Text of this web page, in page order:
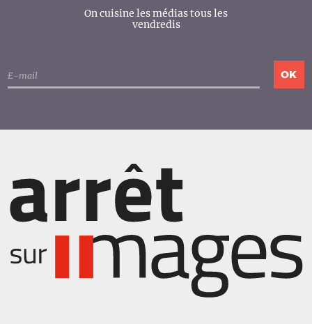
On cuisine les médias tous les
vendredis